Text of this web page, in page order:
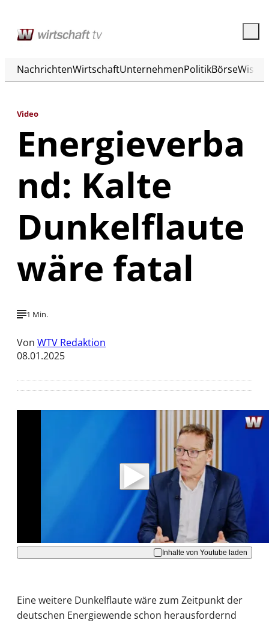
NachrichtenWirtschaftUnternehmenPolitikBörse
Video
Energieverba
nd: Kalte
Dunkelflaute
wäre fatal
1 Min.
Von WTV Redaktion
08.01.2025
Mit der Wiedergabe dieses Videos werden
Daten an Youtube übertragen.
Hinweise dazu erhalten Sie in der Datenschutzerklärung.
Akzeptieren
Inhalte von Youtube laden
Eine weitere Dunkelflaute wäre zum Zeitpunkt der
deutschen Energiewende schon herausfordernd